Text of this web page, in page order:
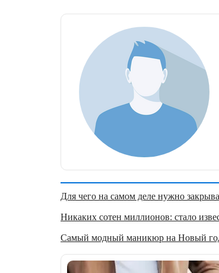
Для чего на самом деле нужно
Никаких сотен миллионов: стало
Самый модный маникюр на Новый год